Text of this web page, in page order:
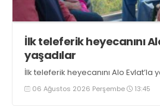
İlk teleferik heyecanını
yaşadılar
İlk teleferik heyecanını Alo Evlat’la
06 Ağustos 2026 Perşembe 13:45